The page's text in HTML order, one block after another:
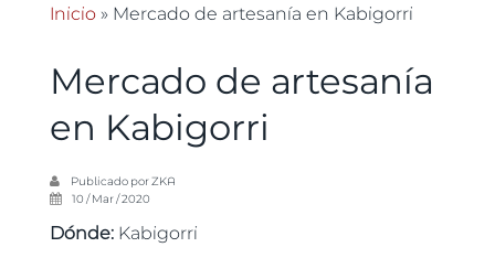
Se encuentra usted aquí
Inicio» Mercado de artesanía en Kabigorri
Mercado de artesanía
en Kabigorri
Publicado porZKA
10 / Mar / 2020
Dónde: Kabigorri